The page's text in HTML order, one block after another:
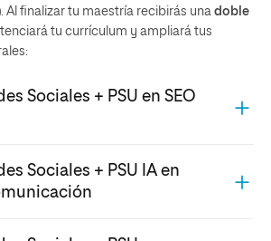
. Al finalizar tu maestría recibirás una doble
tu currículum y ampliará tus
Sociales + PSU en SEO
experto en las últimas estrategias
darás un impulso a tu carrera. Los
Sociales + PSU IA en